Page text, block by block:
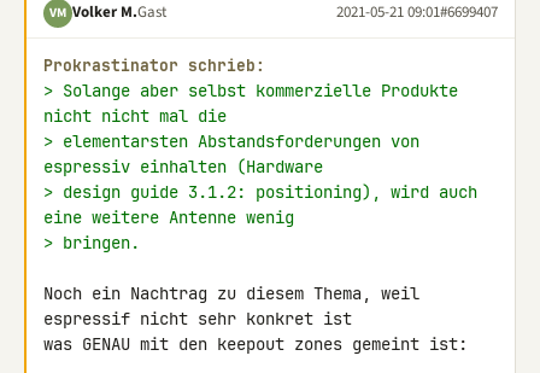
VM Volker M.Gast 2021-05-21 09:01#6699407
Prokrastinator schrieb:
> Solange aber selbst kommerzielle Produkte
nicht nicht mal die
> elementarsten Abstandsforderungen von
espressiv einhalten (Hardware
> design guide 3.1.2: positioning), wird auch
eine weitere Antenne wenig
> bringen.
Noch ein Nachtrag zu diesem Thema, weil
espressif nicht sehr konkret ist
was GENAU mit den keepout zones gemeint ist: